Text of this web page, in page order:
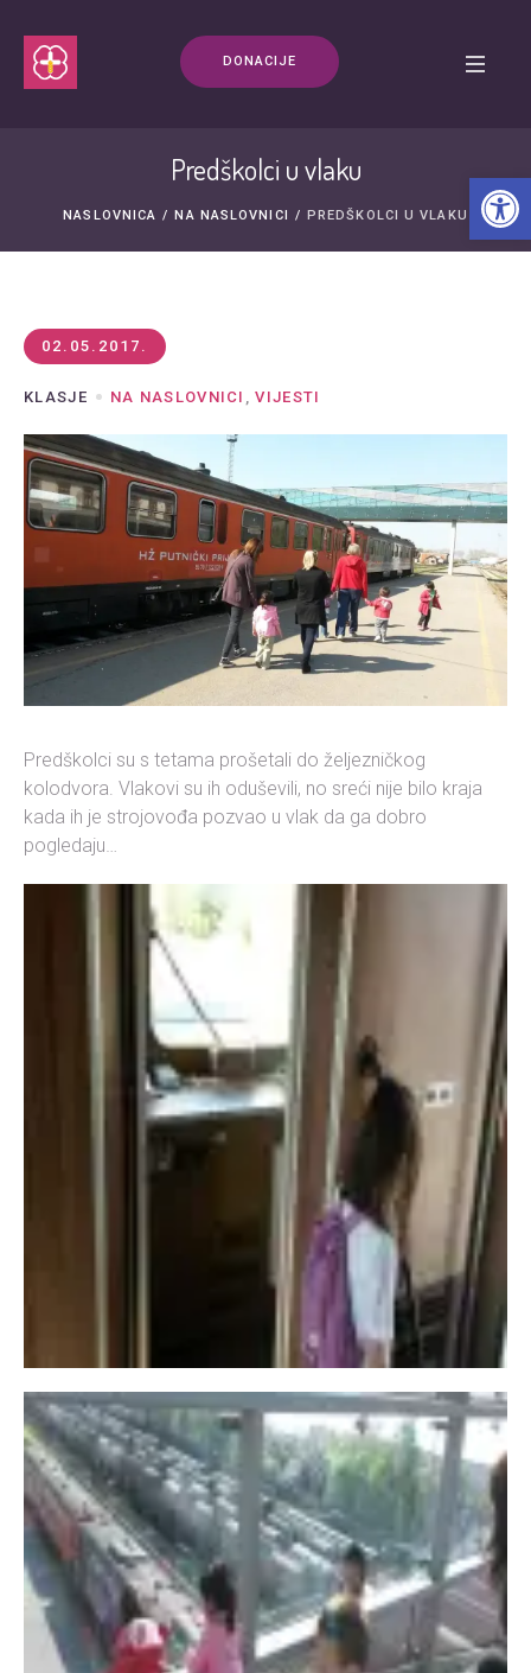
DONACIJE
Predškolci u vlaku
NASLOVNICA / NA NASLOVNICI / PREDŠKOLCI U VLAKU
02.05.2017.
KLASJE NA NASLOVNICI ,VIJESTI
Predškolci su s tetama prošetali do željezničkog
kolodvora. Vlakovi su ih oduševili, no sreći nije bilo kraja
kada ih je strojovođa pozvao u vlak da ga dobro
pogledaju…